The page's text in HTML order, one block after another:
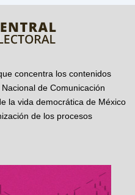
concentra los contenidos
de Comunicación
la vida democrática de México
de los procesos